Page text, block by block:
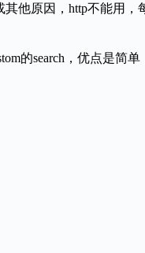
他原因，http不能用，
的search，优点是简